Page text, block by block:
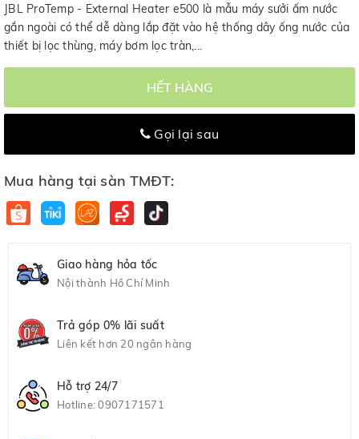
JBL ProTemp - External Heater e500 là mẫu máy sưởi ấm nước
gắn ngoài có thể dễ dàng lắp đặt vào hệ thống dây ống nước của
thiết bị lọc thùng, máy bơm lọc tràn,...
HẾT HÀNG
Gọi lại sau
Mua hàng tại sàn TMĐT:
Giao hàng hỏa tốc
Nội thành Hồ Chí Minh
Trả góp 0% lãi suất
Liên kết hơn 20 ngân hàng
Hỗ trợ 24/7
Hotline:0907171571